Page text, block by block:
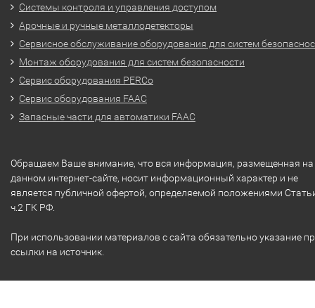
Системы контроля и управления доступом
Арочные и ручные металлодетекторы
Сервисное обслуживание оборудования для систем
Монтаж оборудования для систем безопасности
Сервис оборудования PERCo
Сервис оборудования FAAC
Запасные части для автоматики FAAC
Обращаем Ваше внимание, что вся информация, размещенная на
данном интернет-сайте, носит информационный характер и не
является публичной офертой, определяемой положениями
ч.2 ГК РФ.
При использовании материалов с сайта обязательно указание
ссылки на источник.